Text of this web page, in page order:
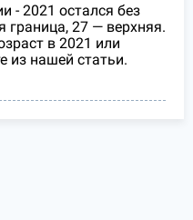
- 2021 остался без
граница, 27 — верхняя.
в 2021 или
из нашей статьи.